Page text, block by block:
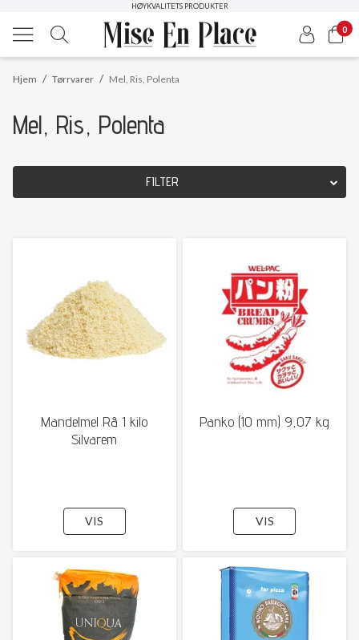
FRI FRAKT
HØYKVALITETS PRODUKTER
0
/
Hjem /
Tørrvarer Mel, Ris, Polenta
Mel, Ris, Polenta
FILTER
Mandelmel Rå 1 kilo
Silvarem
VIS
Panko (10 mm) 9,07 kg
VIS